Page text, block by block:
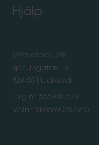
Hjälp
MYoroface AB
Sjötullsgatan 16
824 55 Hudiksvall
Org.nr. 556902-6791
VATnr: SE556902679101